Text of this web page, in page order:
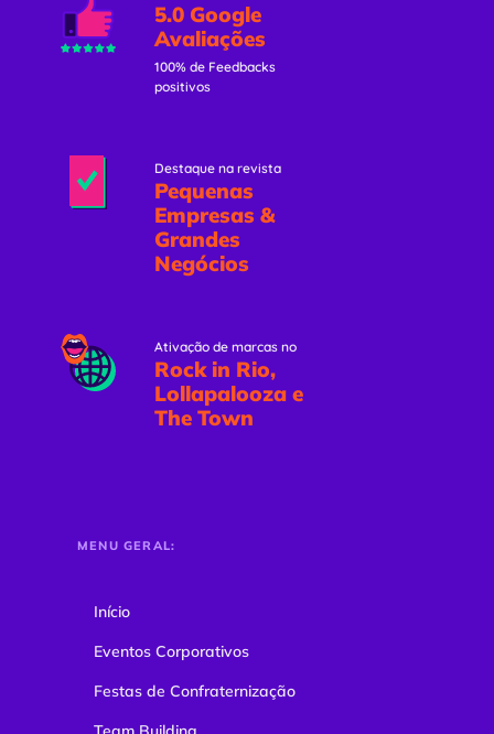
5.0 Google
Avaliações
100% de Feedbacks
positivos
Destaque na revista
Pequenas
Empresas &
Grandes
Negócios
Ativação de marcas no
Rock in Rio,
Lollapalooza e
The Town
MENU GERAL:
Início
Eventos Corporativos
Festas de Confraternização